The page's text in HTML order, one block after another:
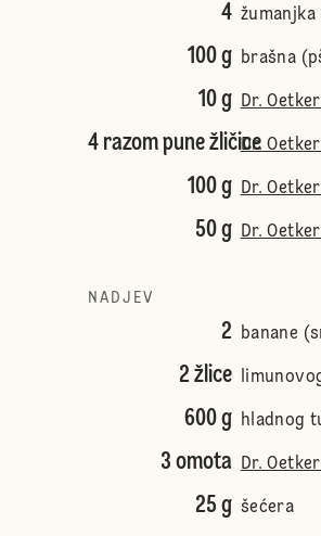
4
100 g brašna
10 g Dr.
4 razom pune žličice
Dr.
100 g Dr.
50 g Dr.
NADJEV
2 banane
2 žlice
600 g hladnog
3 omota Dr.
25 g šećera